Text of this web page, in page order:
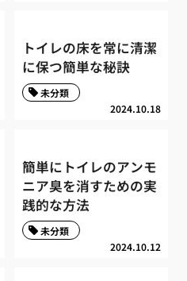
トイレの床を常に清潔
に保つ簡単な秘訣
2024.10.18
未分類
簡単にトイレのアンモ
ニア臭を消すための実
践的な方法
2024.10.12
未分類